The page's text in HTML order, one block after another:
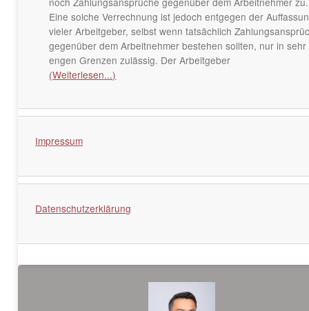
Eine solche Verrechnung ist jedoch entgegen der
vieler Arbeitgeber, selbst wenn tatsächlich
gegenüber dem Arbeitnehmer bestehen sollten, nur in sehr
engen Grenzen zulässig. Der Arbeitgeber
(Weiterlesen...)
Impressum
Datenschutzerklärung